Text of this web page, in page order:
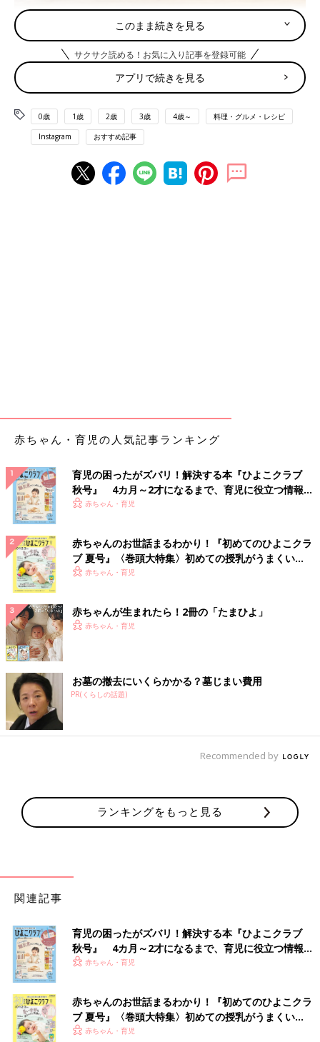
出典：Instagramアカウント「hagi_nonnon」
hagi_nonnonは名探偵コナンの新作映画の公開に合わせて発売さ
れたという、名探偵コナンの食べるマスコット（食べマス）を購
入。それぞれ、江戸川コナン、降谷零、そして犯人の3種類があ
るのだとか。こちらは278円の商品のようです。
このまま続きを見る
サクサク読める！お気に入り記事を登録可能
アプリで続きを見る
0歳 1歳 2歳 3歳 4歳～ 料理・グルメ・レシピ
Instagram おすすめ記事
赤ちゃん・育児の人気記事ランキング
育児の困ったがズバリ！解決する本『ひよこクラブ
秋号』 4カ月～2才になるまで、育児に役立つ情報が
いっぱい！
赤ちゃん・育児
赤ちゃんのお世話まるわかり！『初めてのひよこクラ
ブ 夏号』〈巻頭大特集〉初めての授乳がうまくい
く！ おっぱい・ミルクの基本と夏のトラブル 解決テ
赤ちゃん・育児
赤ちゃんが生まれたら！2冊の「たまひよ」
赤ちゃん・育児
お墓の撤去にいくらかかる？墓じまい費用
PR(くらしの話題)
Recommended by
ランキングをもっと見る
関連記事
育児の困ったがズバリ！解決する本『ひよこクラブ
秋号』 4カ月～2才になるまで、育児に役立つ情報が
いっぱい！
赤ちゃん・育児
赤ちゃんのお世話まるわかり！『初めてのひよこクラ
ブ 夏号』〈巻頭大特集〉初めての授乳がうまくい
く！ おっぱい・ミルクの基本と夏のトラブル 解決テ
赤ちゃん・育児